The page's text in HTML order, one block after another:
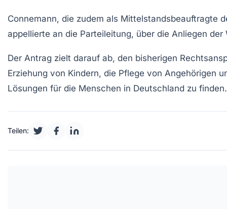
Connemann, die zudem als Mittelstandsbeauftragte
appellierte an die Parteileitung, über die Anliegen
Der Antrag zielt darauf ab, den bisherigen
Erziehung von Kindern, die Pflege von Angehörigen
Lösungen für die Menschen in Deutschland zu finden.
Teilen: